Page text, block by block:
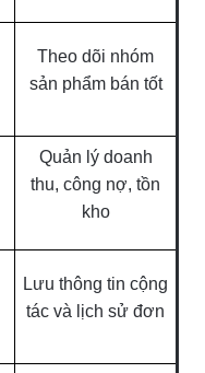
Theo dõi nhóm
sản phẩm bán tốt
Quản lý doanh
thu, công nợ, tồn
kho
Lưu thông tin cộng
tác và lịch sử đơn